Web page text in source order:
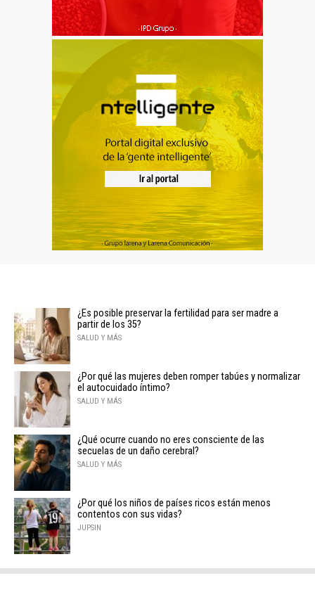
¿Es posible preservar la fertilidad para ser madre a
partir de los 35?
SALUD Y MÁS
¿Por qué las mujeres deben romper tabúes y normalizar
el autocuidado íntimo?
SALUD Y MÁS
¿Qué ocurre cuando no eres consciente de las
secuelas de un daño cerebral?
SALUD Y MÁS
¿Por qué los niños de países ricos están menos
contentos con sus vidas?
JUPSIN